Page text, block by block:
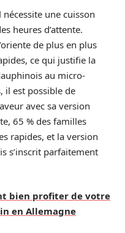
une cuisson
heures d’attente.
de plus en plus
ce qui justifie la
au micro-
il est possible de
avec sa version
65 % des familles
rapides, et la version
s’inscrit parfaitement
bien profiter de votre
en Allemagne